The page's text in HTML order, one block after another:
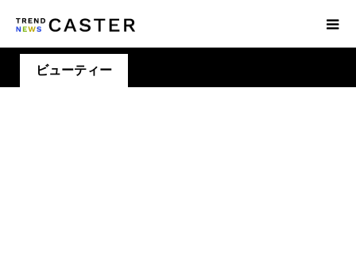
ビューティー